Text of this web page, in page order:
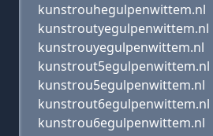
kunstrouhegulpenwittem.nl
kunstroutyegulpenwittem.nl
kunstrouyegulpenwittem.nl
kunstrout5egulpenwittem.nl
kunstrou5egulpenwittem.nl
kunstrout6egulpenwittem.nl
kunstrou6egulpenwittem.nl